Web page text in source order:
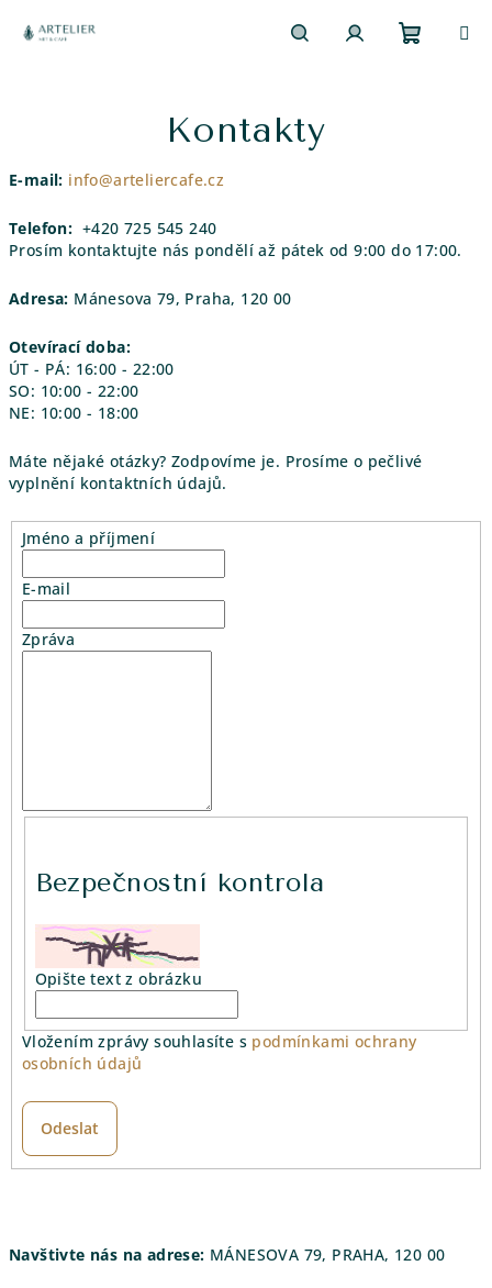
Kontakty
E-mail: info@arteliercafe.cz
Telefon: +420 725 545 240
Prosím kontaktujte nás pondělí až pátek od 9:00 do 17:00.
Adresa: Mánesova 79, Praha, 120 00
Otevírací doba:
ÚT - PÁ: 16:00 - 22:00
SO: 10:00 - 22:00
NE: 10:00 - 18:00
Máte nějaké otázky? Zodpovíme je. Prosíme o pečlivé
vyplnění kontaktních údajů.
Jméno a příjmení
E-mail
Zpráva
Bezpečnostní kontrola
Opište text z obrázku
Vložením zprávy souhlasíte s podmínkami ochrany
osobních údajů
Odeslat
Navštivte nás na adrese: MÁNESOVA 79, PRAHA, 120 00